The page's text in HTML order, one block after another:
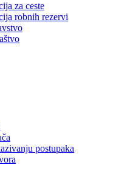
za ceste
robnih rezervi
postupaka